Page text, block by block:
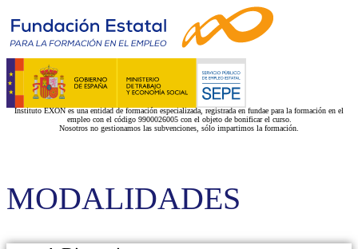
Instituto EXON es una entidad de formación especializada, registrada en fundae para la formación en el
empleo con el código 9900026005 con el objeto de bonificar el curso.
Nosotros no gestionamos las subvenciones, sólo impartimos la formación.
MODALIDADES